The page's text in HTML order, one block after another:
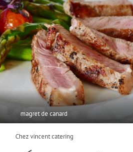
magret de canard
Chez vincent catering